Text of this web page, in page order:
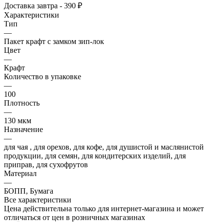
Доставка завтра - 390 ₽
Характеристики
Тип
—
Пакет крафт с замком зип-лок
Цвет
—
Крафт
Количество в упаковке
—
100
Плотность
—
130 мкм
Назначение
—
для чая , для орехов, для кофе, для душистой и маслянистой
продукции, для семян, для кондитерских изделий, для
приправ, для сухофрутов
Материал
—
БОПП, Бумага
Все характеристики
Цена действительна только для интернет-магазина и может
отличаться от цен в розничных магазинах